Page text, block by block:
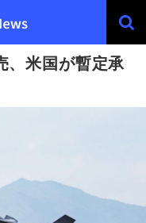
、米国が暫定承